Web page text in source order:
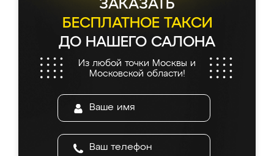
ЗАКАЗАТЬ
БЕСПЛАТНОЕ ТАКСИ
ДО НАШЕГО САЛОНА
Из любой точки Москвы и
Московской области!